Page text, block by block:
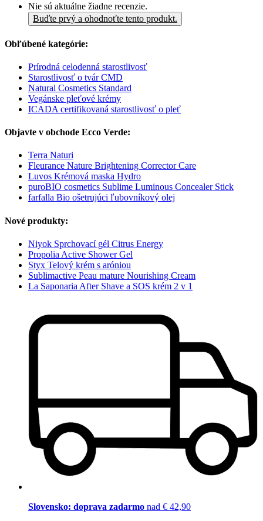
Nie sú aktuálne žiadne recenzie.
Buďte prvý a ohodnoťte tento produkt.
Obľúbené kategórie:
Prírodná celodenná starostlivosť
Starostlivosť o tvár CMD
Natural Cosmetics Standard
Vegánske pleťové krémy
ICADA certifikovaná starostlivosť o pleť
Objavte v obchode Ecco Verde:
Terra Naturi
Fleurance Nature Brightening Corrector Care
Luvos Krémová maska Hydro
puroBIO cosmetics Sublime Luminous Concealer Stick
farfalla Bio ošetrujúci ľubovníkový olej
Nové produkty:
Niyok Sprchovací gél Citrus Energy
Propolia Active Shower Gel
Styx Telový krém s aróniou
Sublimactive Peau mature Nourishing Cream
La Saponaria After Shave a SOS krém 2 v 1
Slovensko: doprava zadarmo nad € 42,90